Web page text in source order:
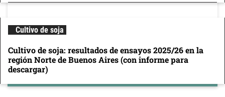
Cultivo de soja
Cultivo de soja: resultados de ensayos 2025/26 en la
región Norte de Buenos Aires (con informe para
descargar)